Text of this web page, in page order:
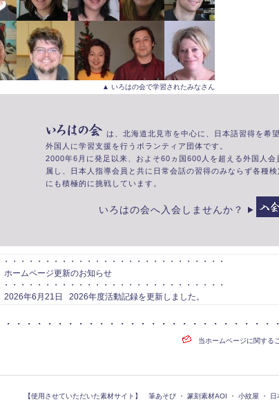
▲ いろはの会で学習されたみなさん
は、北海道北見市を中心に、日本語習得を希
外国人に学習支援を行うボランティア団体です。
2000年6月に発足以来、およそ60ヵ国600人を超える外国人会
属し、日本人指導会員と共に日常会話の習得のみならず各種検
にも積極的に挑戦しています。
いろはの会へ入会しませんか？
・・・・・・・・・・・・・・・・・・・・・・・・・・
当ホームページに関する
【使用させていただいた素材サイト】 筆あそび ・ 篆刻素材AOI ・ 小紋屋 ・ 日